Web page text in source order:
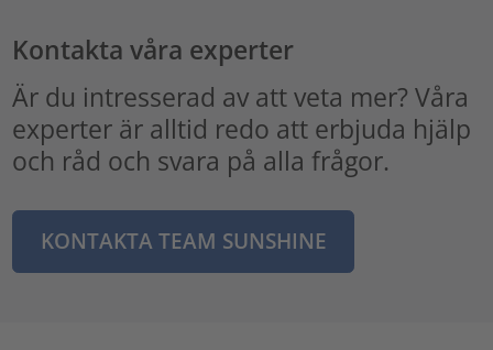
Kontakta våra experter
Är du intresserad av att veta mer? Våra
experter är alltid redo att erbjuda hjälp
och råd och svara på alla frågor.
KONTAKTA TEAM SUNSHINE